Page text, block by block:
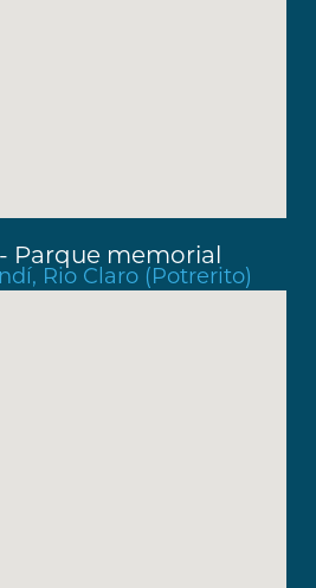
Parque memorial
Rio Claro (Potrerito)